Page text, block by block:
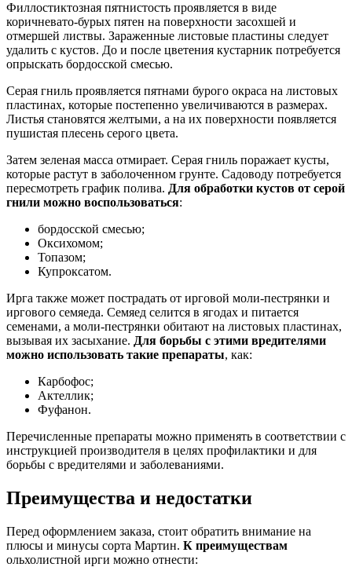
Филлостиктозная пятнистость проявляется в виде
коричневато-бурых пятен на поверхности засохшей и
отмершей листвы. Зараженные листовые пластины следует
удалить с кустов. До и после цветения кустарник потребуется
опрыскать бордосcкой смесью.
Серая гниль проявляется пятнами бурого окраса на листовых
пластинах, которые постепенно увеличиваются в размерах.
Листья становятся желтыми, а на их поверхности появляется
пушистая плесень серого цвета.
Затем зеленая масса отмирает. Серая гниль поражает кусты,
которые растут в заболоченном грунте. Садоводу потребуется
пересмотреть график полива. Для обработки кустов от серой
гнили можно воспользоваться:
бордоcской смесью;
Оксихомом;
Топазом;
Купроксатом.
Ирга также может пострадать от ирговой моли-пестрянки и
иргового семяеда. Семяед селится в ягодах и питается
семенами, а моли-пестрянки обитают на листовых пластинах,
вызывая их засыхание. Для борьбы с этими вредителями
можно использовать такие препараты, как:
Карбофос;
Актеллик;
Фуфанон.
Перечисленные препараты можно применять в соответствии с
инструкцией производителя в целях профилактики и для
борьбы с вредителями и заболеваниями.
Преимущества и недостатки
Перед оформлением заказа, стоит обратить внимание на
плюсы и минусы сорта Мартин. К преимуществам
ольхолистной ирги можно отнести: